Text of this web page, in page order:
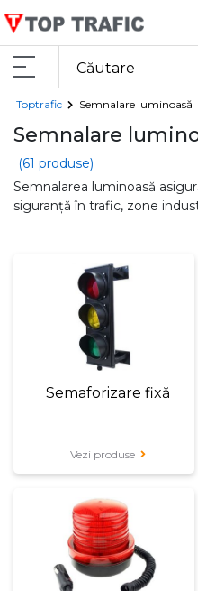
Toptrafic Semnalare luminoasă
Semnalare
(61 produse)
Semnalarea luminoasă
siguranță în trafic, zone
Semaforizare fixă
Vezi produse